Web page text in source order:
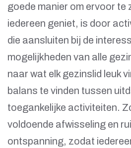
goede manier om ervoor te
iedereen geniet, is door
die aansluiten bij de
mogelijkheden van alle
naar wat elk gezinslid leuk
balans te vinden tussen
toegankelijke activiteiten.
voldoende afwisseling en
ontspanning, zodat